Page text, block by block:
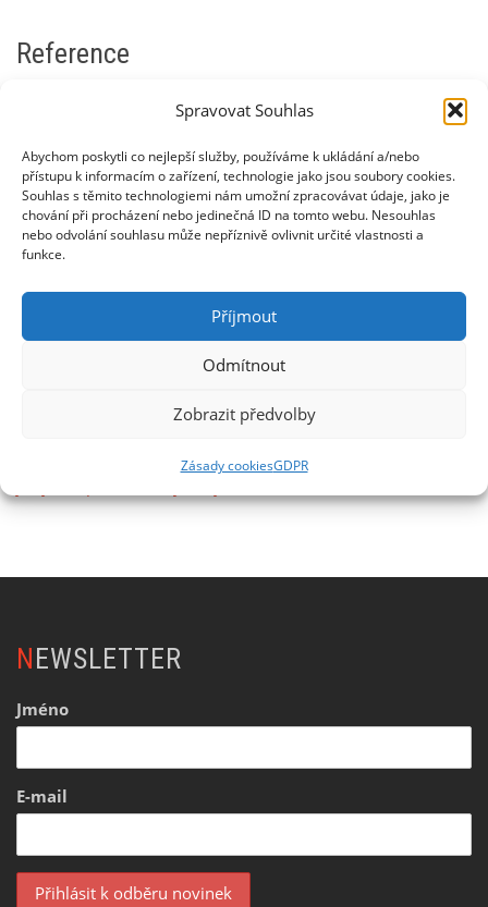
Spravovat Souhlas
Abychom poskytli co nejlepší služby, používáme k ukládání a/nebo
přístupu k informacím o zařízení, technologie jako jsou soubory cookies.
Souhlas s těmito technologiemi nám umožní zpracovávat údaje, jako je
chování při procházení nebo jedinečná ID na tomto webu. Nesouhlas
nebo odvolání souhlasu může nepříznivě ovlivnit určité vlastnosti a
funkce.
Příjmout
Odmítnout
Zobrazit předvolby
Zásady cookiesGDPR
Reference
Shiroma EJ, et al. Associations of strength training
disease, and cancer mortality.British Journal of Sports
Medicine. 2022;56(9):527-534.
Liu Y, et al. Resistance exercise and depression: a
systematic review and meta-analysis.
Napsat komentář
Pro přidávání komentářů se musíte nejdříve
Web používá Akismet ke snížení množství spamu.
NEWSLETTER
Jméno
E-mail